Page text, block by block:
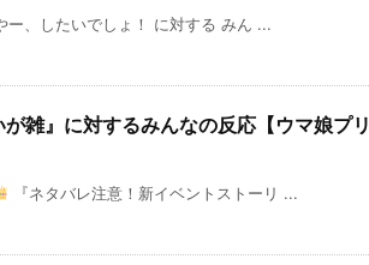
ー、したいでしょ！ に対する みん ...
雑』に対するみんなの反応【ウマ娘プリ
『ネタバレ注意！新イベントストーリ ...